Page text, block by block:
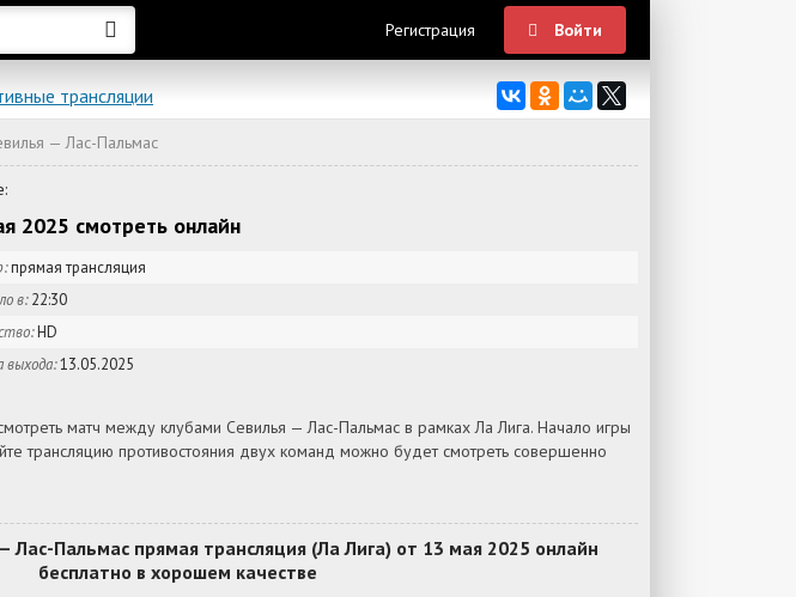
Регистрация Войти
трансляции
— Лас-Пальмас
2025 смотреть онлайн
прямая трансляция
в:22:30
HD
выхода:13.05.2025
матч между клубами Севилья — Лас-Пальмас в рамках Ла Лига. Начало игры
трансляцию противостояния двух команд можно будет смотреть совершенно
Лас-Пальмас прямая трансляция (Ла Лига) от 13 мая 2025 онлайн
бесплатно в хорошем качестве